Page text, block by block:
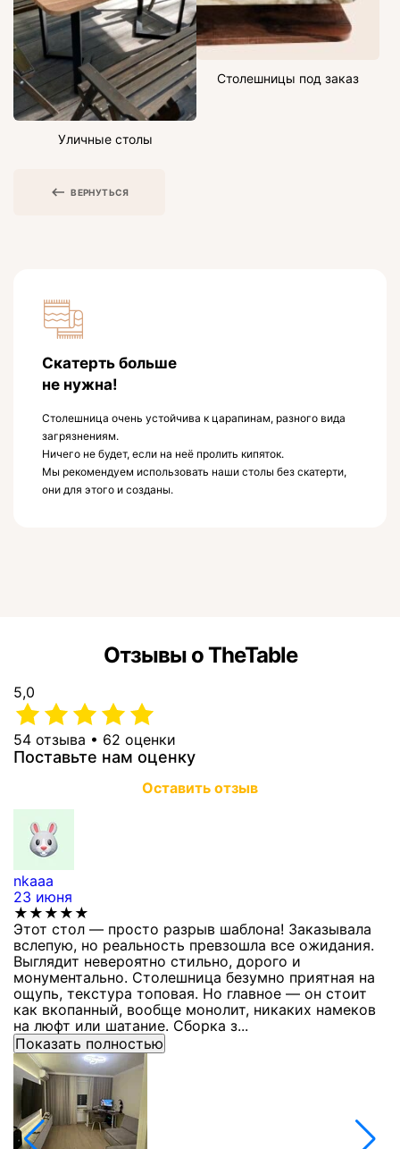
Уличные столы
Столешницы под заказ
ВЕРНУТЬСЯ
Скатерть больше
не нужна!
Столешница очень устойчива к царапинам, разного вида
загрязнениям.
Ничего не будет, если на неё пролить кипяток.
Мы рекомендуем использовать наши столы без скатерти,
они для этого и созданы.
Отзывы о TheTable
5,0
54 отзыва • 62 оценки
Поставьте нам оценку
Оставить отзыв
nkaaa
23 июня
★★★★★
Этот стол — просто разрыв шаблона! Заказывала
вслепую, но реальность превзошла все ожидания.
Выглядит невероятно стильно, дорого и
монументально. Столешница безумно приятная на
ощупь, текстура топовая. Но главное — он стоит
как вкопанный, вообще монолит, никаких намеков
на люфт или шатание. Сборка з...
Показать полностью